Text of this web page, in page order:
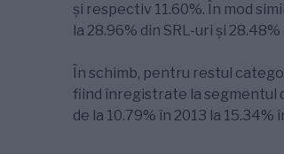
și respectiv 11.60%. În mod
la 28.96% din SRL-uri și
În schimb, pentru restul
fiind înregistrate la segmentul
de la 10.79% în 2013 la 15.34%